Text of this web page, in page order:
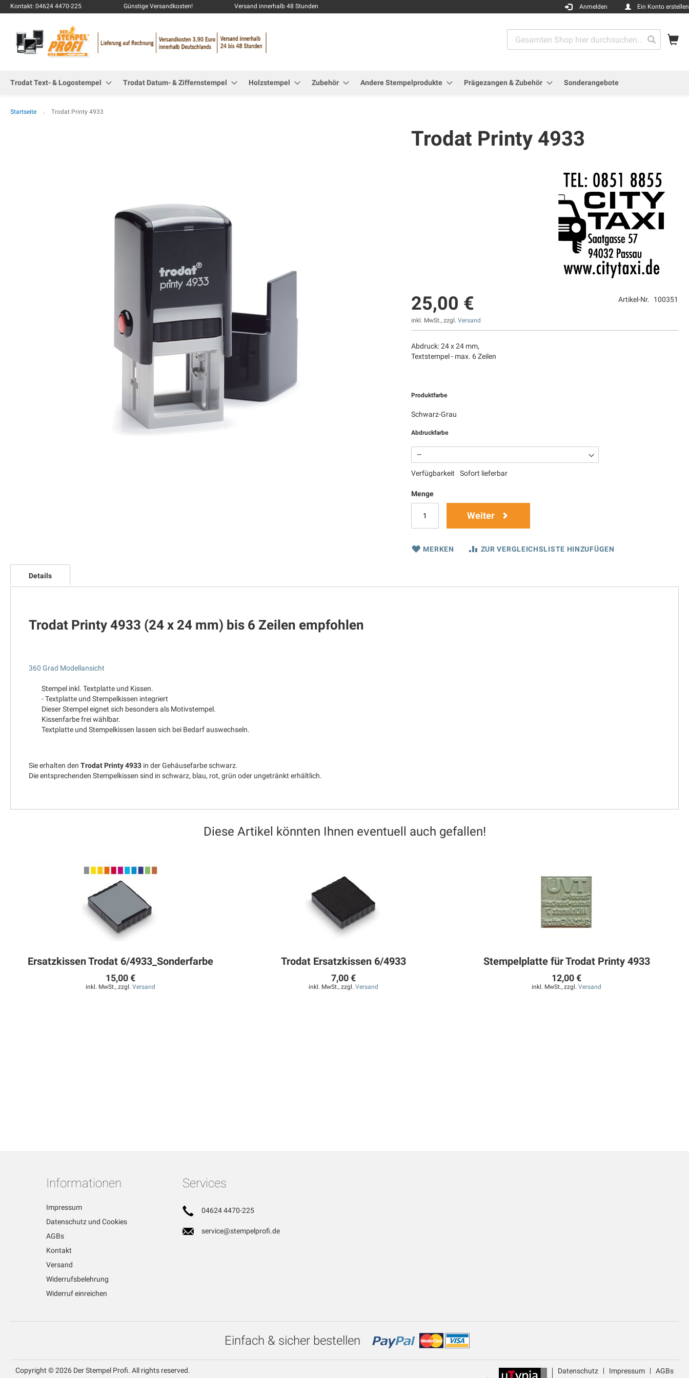
Kontakt: 04624 4470-225 Günstige Versandkosten! Versand innerhalb 48 Stunden Anmelden Ein Konto erstellen
Search
Trodat Text- & Logostempel Trodat Datum- & Ziffernstempel Holzstempel Zubehör Andere Stempelprodukte Prägezangen & Zubehör Sonderangebote
Startseite Trodat Printy 4933
Trodat Printy 4933
25,00 €
inkl. MwSt., zzgl.Versand
Artikel-Nr. 100351
Abdruck: 24 x 24 mm,
Textstempel - max. 6 Zeilen
Produktfarbe
Schwarz-Grau
Abdruckfarbe
Verfügbarkeit Sofort lieferbar
Menge
Weiter
MERKEN ZUR VERGLEICHSLISTE HINZUFÜGEN
Details
Trodat Printy 4933 (24 x 24 mm) bis 6 Zeilen empfohlen
360 Grad Modellansicht
Stempel inkl. Textplatte und Kissen.
- Textplatte und Stempelkissen integriert
Dieser Stempel eignet sich besonders als Motivstempel.
Kissenfarbe frei wählbar.
Textplatte und Stempelkissen lassen sich bei Bedarf auswechseln.
Sie erhalten den Trodat Printy 4933 in der Gehäusefarbe schwarz.
Die entsprechenden Stempelkissen sind in schwarz, blau, rot, grün oder ungetränkt erhältlich.
Diese Artikel könnten Ihnen eventuell auch gefallen!
Ersatzkissen Trodat 6/4933_Sonderfarbe
15,00 €
inkl. MwSt., zzgl.Versand
Trodat Ersatzkissen 6/4933
7,00 €
inkl. MwSt., zzgl.Versand
Stempelplatte für Trodat Printy 4933
12,00 €
inkl. MwSt., zzgl.Versand
Informationen
Impressum
Datenschutz und Cookies
AGBs
Kontakt
Versand
Widerrufsbelehrung
Widerruf einreichen
Services
04624 4470-225
service@stempelprofi.de
Einfach & sicher bestellen
Copyright © 2026 Der Stempel Profi. All rights reserved.
Datenschutz Impressum AGBs